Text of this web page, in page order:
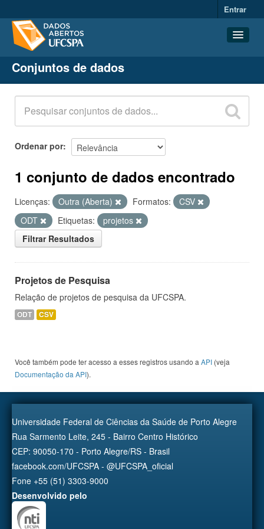
Entrar
Conjuntos de dados
Organizações
Grupos
Sobre
Conjuntos de dados
Ordenar por
1 conjunto de dados encontrado
Licenças: Outra (Aberta) Formatos:
CSV
ODT
Etiquetas:
projetos
Filtrar Resultados
Projetos de Pesquisa
Relação de projetos de pesquisa da UFCSPA.
ODT CSV
Você também pode ter acesso a esses registros usando a API (veja
Documentação da API).
Universidade Federal de Ciências da Saúde de Porto Alegre
Rua Sarmento Leite, 245 - Bairro Centro Histórico
CEP: 90050-170 - Porto Alegre/RS - Brasil
facebook.com/UFCSPA - @UFCSPA_oficial
Fone +55 (51) 3303-9000
Desenvolvido pelo